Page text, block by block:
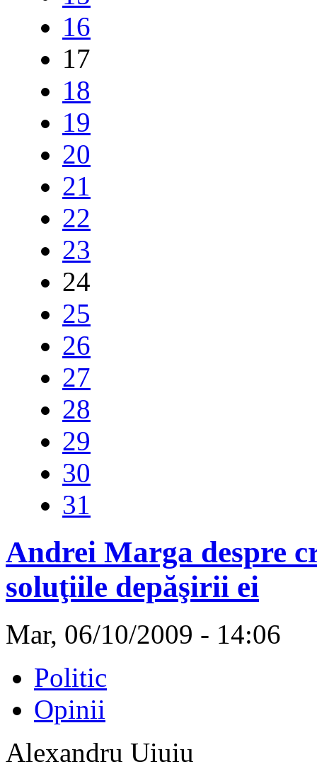
16
17
18
19
20
21
22
23
24
25
26
27
28
29
30
31
Andrei Marga despre
soluţiile depăşirii ei
Mar, 06/10/2009 - 14:06
Politic
Opinii
Alexandru Uiuiu